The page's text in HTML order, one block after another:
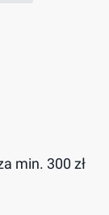
min. 300 zł